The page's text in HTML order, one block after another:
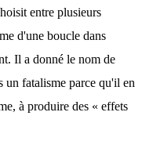
entre plusieurs
d'une boucle dans
Il a donné le nom de
un fatalisme parce qu'il en
à produire des « effets